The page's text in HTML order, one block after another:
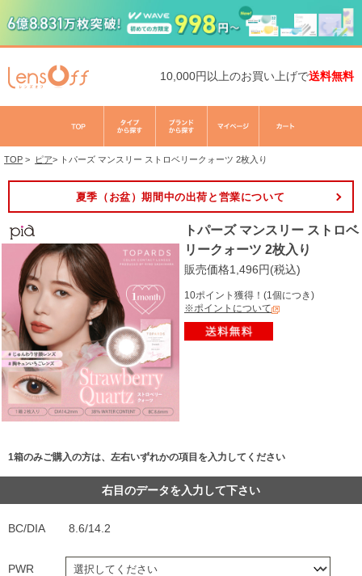
10,000円以上のお買い上げで送料無料
TOP > ピア> トパーズ マンスリー ストロベリークォーツ 2枚入り
夏季（お盆）期間中の出荷と営業について
トパーズ マンスリー ストロベ
リークォーツ 2枚入り
販売価格1,496円(税込)
10ポイント獲得！(1個につき)
※ポイントについて
1箱のみご購入の方は、左右いずれかの項目を入力してください
右目のデータを入力して下さい
BC/DIA 8.6/14.2
PWR